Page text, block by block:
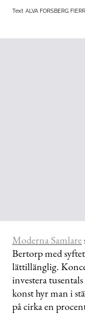
Text ALVA FORSBERG
Moderna Samlare
Bertorp med
lättillänglig.
investera
konst hyr man i
på cirka en